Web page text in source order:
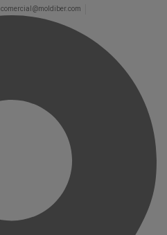
comercial@moldiber.com